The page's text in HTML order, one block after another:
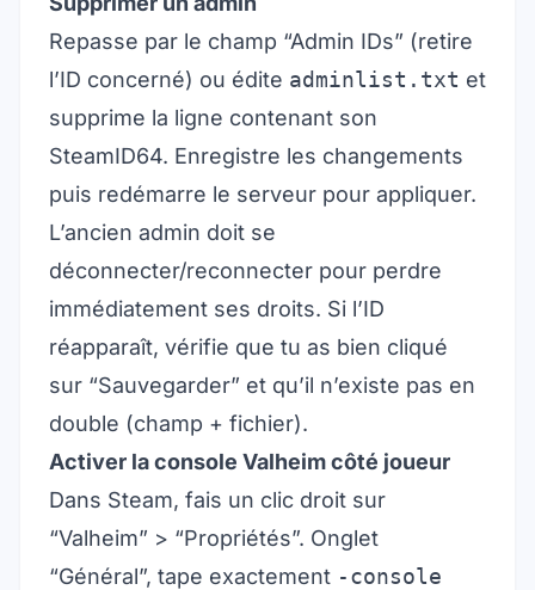
Repasse par le champ “Admin IDs” (retire
l’ID concerné) ou édite adminlist.txt et
supprime la ligne contenant son
SteamID64. Enregistre les changements
puis redémarre le serveur pour appliquer.
L’ancien admin doit se
déconnecter/reconnecter pour perdre
immédiatement ses droits. Si l’ID
réapparaît, vérifie que tu as bien cliqué
sur “Sauvegarder” et qu’il n’existe pas en
double (champ + fichier).
Activer la console Valheim côté joueur
Dans Steam, fais un clic droit sur
“Valheim” > “Propriétés”. Onglet
“Général”, tape exactement -console